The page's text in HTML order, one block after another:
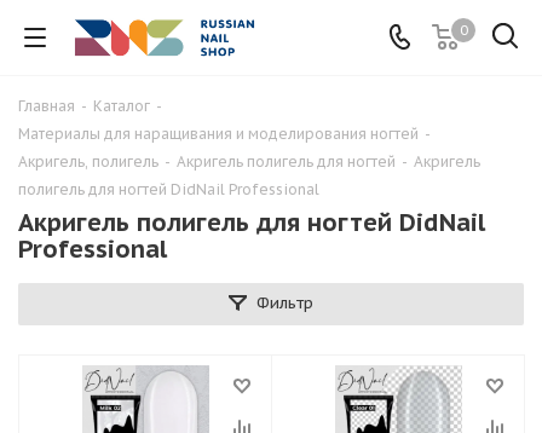
0
Главная - Каталог -
Материалы для наращивания и моделирования ногтей -
Акригель, полигель - Акригель полигель для ногтей - Акригель
полигель для ногтей DidNail Professional
Акригель полигель для ногтей DidNail
Professional
Фильтр